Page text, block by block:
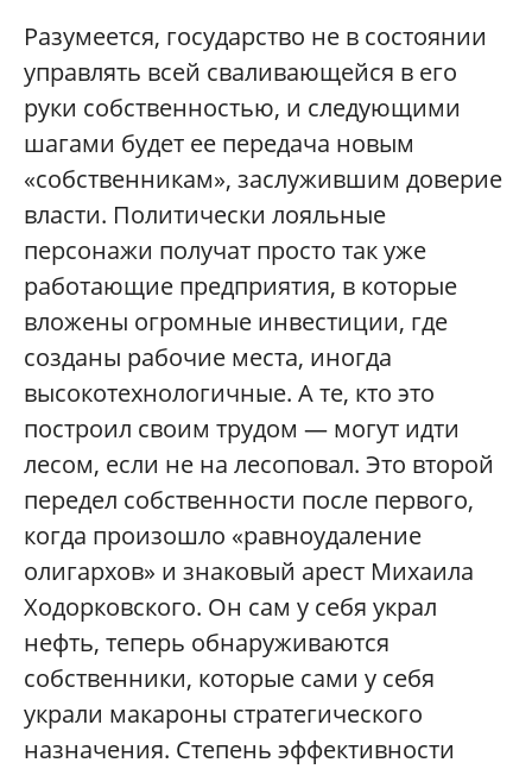
Разумеется, государство не в состоянии
управлять всей сваливающейся в его
руки собственностью, и следующими
шагами будет ее передача новым
«собственникам», заслужившим доверие
власти. Политически лояльные
персонажи получат просто так уже
работающие предприятия, в которые
вложены огромные инвестиции, где
созданы рабочие места, иногда
высокотехнологичные. А те, кто это
построил своим трудом — могут идти
лесом, если не на лесоповал. Это второй
передел собственности после первого,
когда произошло «равноудаление
олигархов» и знаковый арест Михаила
Ходорковского. Он сам у себя украл
нефть, теперь обнаруживаются
собственники, которые сами у себя
украли макароны стратегического
назначения. Степень эффективности